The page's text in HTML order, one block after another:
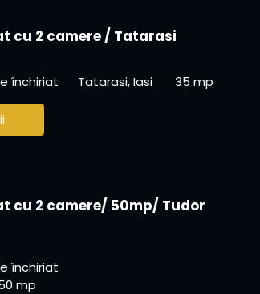
cu 2 camere / Tatarasi
închiriat Tatarasi, Iasi 35 mp
cu 2 camere/ 50mp/ Tudor
închiriat
mp